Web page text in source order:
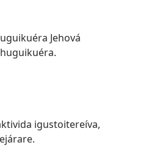
Jehová
igustoitereíva,